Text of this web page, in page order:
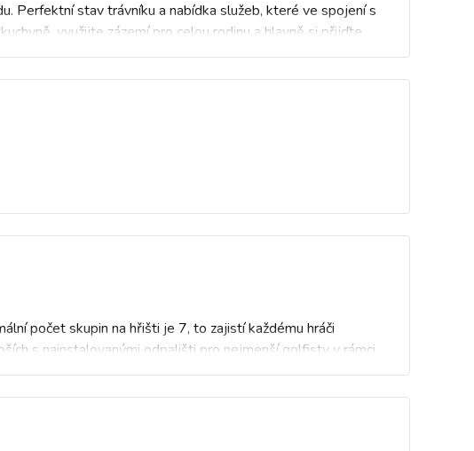
Perfektní stav trávníku a nabídka služeb, které ve spojení s
využijte zázemí pro celou rodinu a hlavně si přijďte
počet skupin na hřišti je 7, to zajistí každému hráči
s nainstalovanými odpališti pro nejmenší golfisty v rámci
partnery svých rodičů.